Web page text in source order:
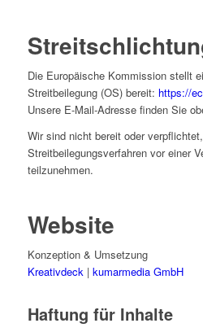
Die Europäische Kommission stellt
Streitbeilegung (OS) bereit: https://
Unsere E-Mail-Adresse finden Sie
Wir sind nicht bereit oder
Streitbeilegungsverfahren vor einer
teilzunehmen.
Website
Konzeption & Umsetzung
Kreativdeck| kumarmedia GmbH
Haftung für Inhalte